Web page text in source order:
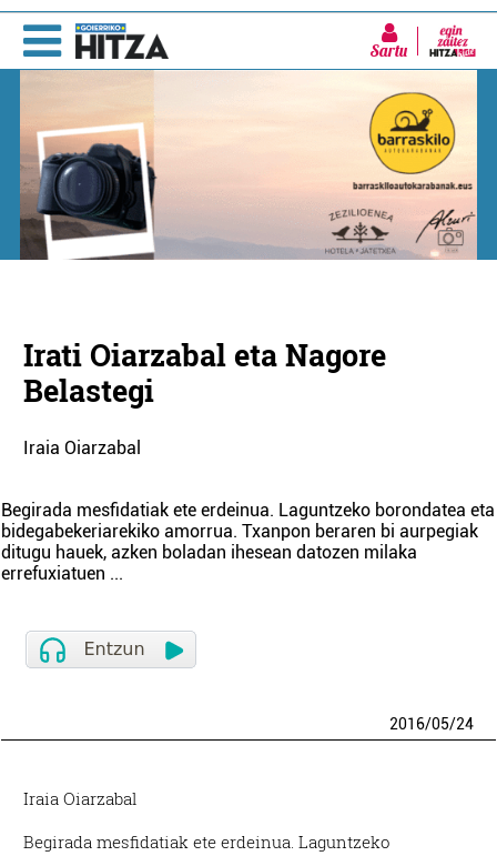
Sartu
Irati Oiarzabal eta Nagore
Belastegi
Iraia Oiarzabal
Begirada mesfidatiak ete erdeinua. Laguntzeko borondatea eta
bidegabekeriarekiko amorrua. Txanpon beraren bi aurpegiak
ditugu hauek, azken boladan ihesean datozen milaka
errefuxiatuen ...
2016/05/24
Iraia Oiarzabal
Begirada mesfidatiak ete erdeinua. Laguntzeko